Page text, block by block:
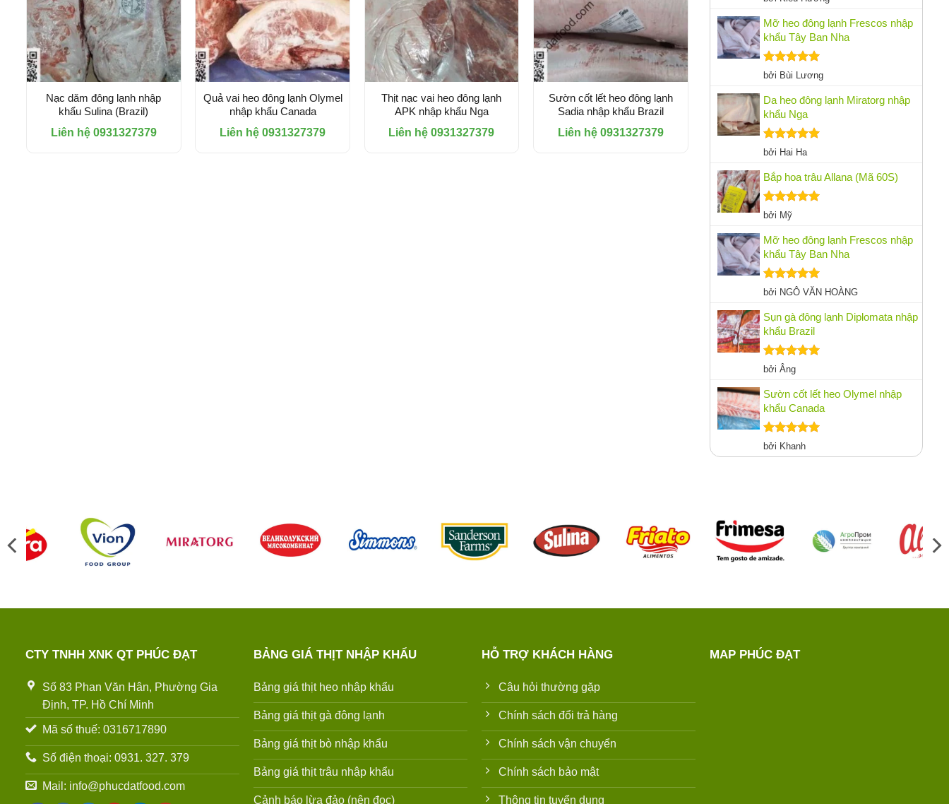
sao
Mỡ heo đông lạnh Frescos nhập
khẩu Tây Ban Nha
Được xếp
sao
bởi Bùi Lương
Da heo đông lạnh Miratorg nhập
khẩu Nga
Được xếp
sao
bởi Hai Ha
Bắp hoa trâu Allana (Mã 60S)
Được xếp
hạng
sao
bởi Mỹ
Mỡ heo đông lạnh Frescos nhập
khẩu Tây Ban Nha
Được xếp
sao
bởi NGÔ VĂN HOÀNG
Sụn gà đông lạnh Diplomata nhập
khẩu Brazil
Được xếp
5
sao
bởi Âng
Sườn cốt lết heo Olymel nhập
khẩu Canada
Được xếp
hạng55
bởi Khanh
Nạc dăm đông lạnh nhập
khẩu Sulina (Brazil)
Liên hệ 0931327379
Quả vai heo đông lạnh Olymel
nhập khẩu Canada
Liên hệ 0931327379
Thịt nạc vai heo đông lạnh
APK nhập khẩu Nga
Liên hệ 0931327379
Sườn cốt lết heo đông lạnh
Sadia nhập khẩu Brazil
Liên hệ 0931327379
CTY TNHH XNK QT PHÚC ĐẠT
Số 83 Phan Văn Hân, Phường Gia
Định, TP. Hồ Chí Minh
Mã số thuế: 0316717890
Số điện thoại: 0931. 327. 379
Mail: info@phucdatfood.com
BẢNG GIÁ THỊT NHẬP KHẨU
Bảng giá thịt heo nhập khẩu
Bảng giá thịt gà đông lạnh
Bảng giá thịt bò nhập khẩu
Bảng giá thịt trâu nhập khẩu
Cảnh báo lừa đảo (nên đọc)
HỖ TRỢ KHÁCH HÀNG
Câu hỏi thường gặp
Chính sách đổi trả hàng
Chính sách vận chuyển
Chính sách bảo mật
Thông tin tuyển dụng
MAP PHÚC ĐẠT